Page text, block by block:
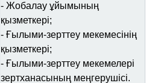
- Жобалау ұйымының
қызметкері;
- Ғылыми-зерттеу мекемесінің
қызметкері;
- Ғылыми-зерттеу мекемелері
зертханасының меңгерушісі.